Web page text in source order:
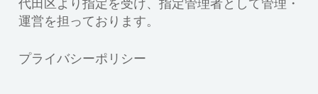
運営を担っております。
プライバシーポリシー